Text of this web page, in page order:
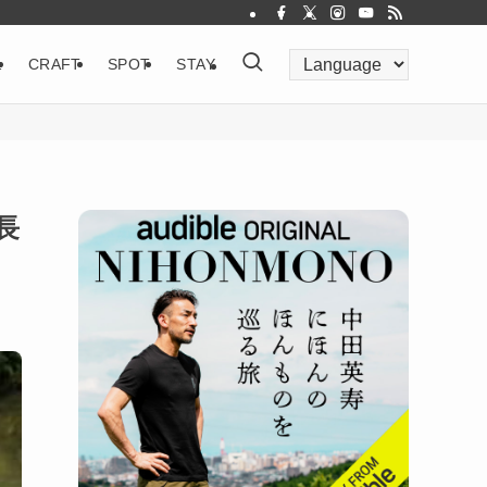
CRAFT SPOT STAY